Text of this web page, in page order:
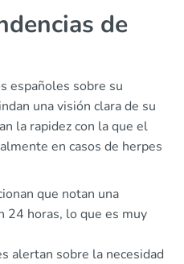
de
españoles sobre su
una visión clara de su
la rapidez con la que el
en casos de herpes
que notan una
24 horas, lo que es muy
alertan sobre la necesidad